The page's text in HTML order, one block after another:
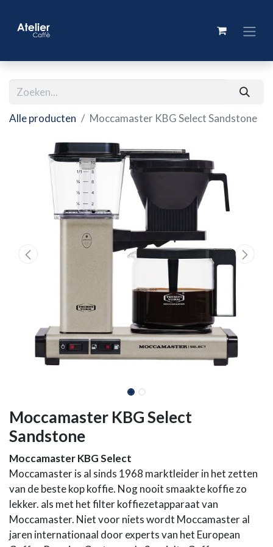
Alle producten Moccamaster KBG Select Sandstone
Moccamaster KBG Select
Sandstone
Moccamaster KBG Select
Moccamaster is al sinds 1968 marktleider in het zetten
van de beste kop koffie. Nog nooit smaakte koffie zo
lekker. als met het filter koffiezetapparaat van
Moccamaster. Niet voor niets wordt Moccamaster al
jaren internationaal door experts van het European